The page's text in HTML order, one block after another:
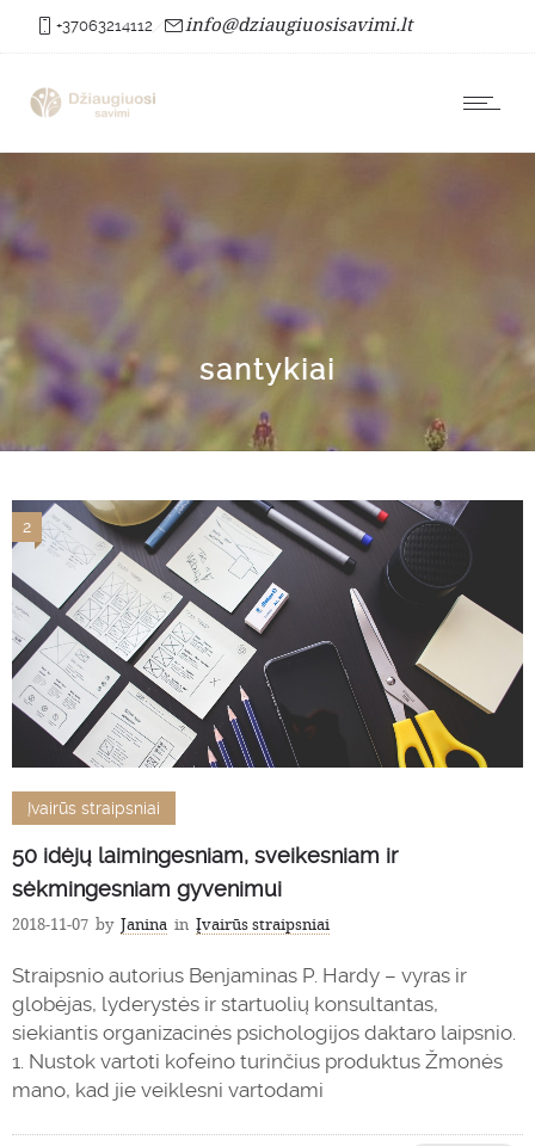
+37063214112 info@dziaugiuosisavimi.lt
santykiai
2
Įvairūs straipsniai
50 idėjų laimingesniam, sveikesniam ir
sėkmingesniam gyvenimui
2018-11-07 by Janina in Įvairūs straipsniai
Straipsnio autorius Benjaminas P. Hardy – vyras ir
globėjas, lyderystės ir startuolių konsultantas,
siekiantis organizacinės psichologijos daktaro laipsnio.
1. Nustok vartoti kofeino turinčius produktus Žmonės
mano, kad jie veiklesni vartodami